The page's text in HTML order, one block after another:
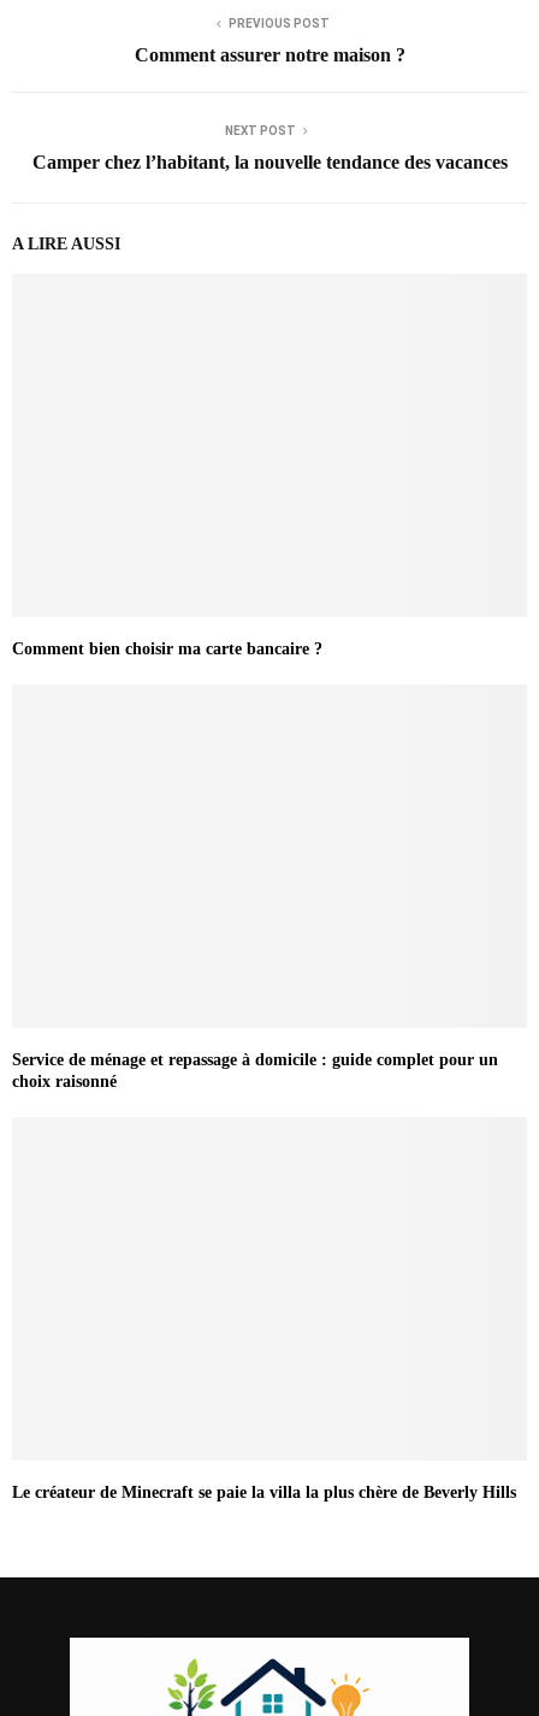
PREVIOUS POST
Comment assurer notre maison ?
NEXT POST
Camper chez l’habitant, la nouvelle tendance des vacances
A LIRE AUSSI
Comment bien choisir ma carte bancaire ?
Service de ménage et repassage à domicile : guide complet pour un
choix raisonné
Le créateur de Minecraft se paie la villa la plus chère de Beverly Hills